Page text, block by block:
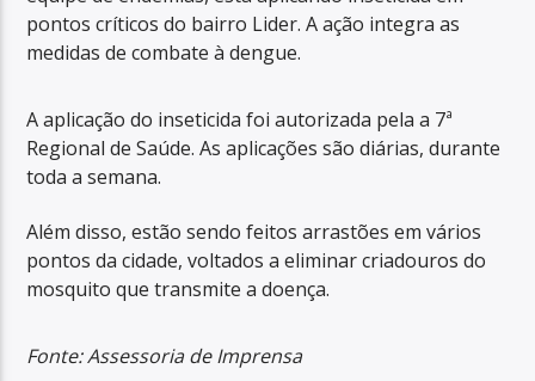
pontos críticos do bairro Lider. A ação integra as
medidas de combate à dengue.
A aplicação do inseticida foi autorizada pela a 7ª
Regional de Saúde. As aplicações são diárias, durante
toda a semana.
Além disso, estão sendo feitos arrastões em vários
pontos da cidade, voltados a eliminar criadouros do
mosquito que transmite a doença.
Fonte: Assessoria de Imprensa